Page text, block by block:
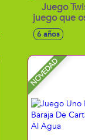
Juego
juego que
6 años
NOVEDAD